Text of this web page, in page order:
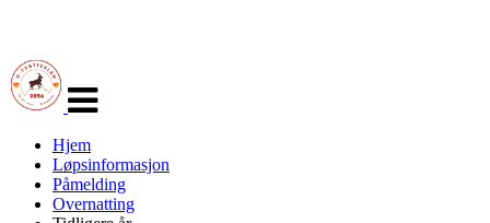
navigasjon
Hjem
Løpsinformasjon
Påmelding
Overnatting